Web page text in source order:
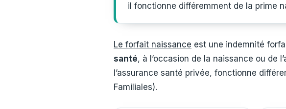
il fonctionne différemment de la prime
Le forfait naissance est une indemnité
santé, à l’occasion de la naissance ou de
l’assurance santé privée, fonctionne
Familiales).